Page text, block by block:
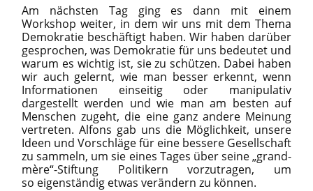
Am nächsten Tag ging es dann mit einem
Workshop weiter, in dem wir uns mit dem Thema
Demokratie beschäftigt haben. Wir haben darüber
gesprochen, was Demokratie für uns bedeutet und
warum es wichtig ist, sie zu schützen. Dabei haben
wir auch gelernt, wie man besser erkennt, wenn
Informationen einseitig oder manipulativ
dargestellt werden und wie man am besten auf
Menschen zugeht, die eine ganz andere Meinung
vertreten. Alfons gab uns die Möglichkeit, unsere
Ideen und Vorschläge für eine bessere Gesellschaft
zu sammeln, um sie eines Tages über seine „grand-
mère“-Stiftung Politikern vorzutragen, um
so eigenständig etwas verändern zu können.